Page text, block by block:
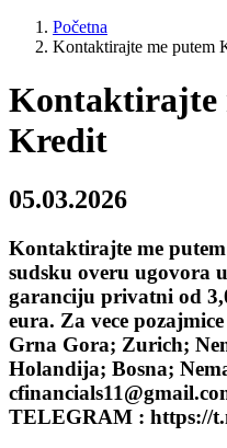
Početna
Kontaktirajte me putem
Kontaktirajte
Kredit
05.03.2026
Kontaktirajte me
sudsku overu ugovora
garanciju privatni od
eura. Za vece
Grna Gora; Zurich;
Holandija; Bosna;
TELEGRAM : https://